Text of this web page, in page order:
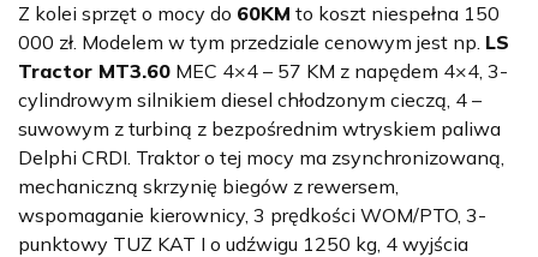
Z kolei sprzęt o mocy do 60KM to koszt niespełna 150
000 zł. Modelem w tym przedziale cenowym jest np. LS
Tractor MT3.60 MEC 4×4 – 57 KM z napędem 4×4, 3-
cylindrowym silnikiem diesel chłodzonym cieczą, 4 –
suwowym z turbiną z bezpośrednim wtryskiem paliwa
Delphi CRDI. Traktor o tej mocy ma zsynchronizowaną,
mechaniczną skrzynię biegów z rewersem,
wspomaganie kierownicy, 3 prędkości WOM/PTO, 3-
punktowy TUZ KAT I o udźwigu 1250 kg, 4 wyjścia